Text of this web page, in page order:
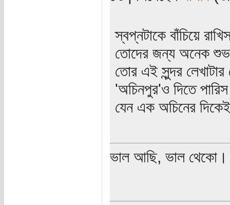
স্বপ্নটাকে বাঁচিয়ে
তোদের জন্য অনেক
তোর এই সুন্দর
'অচিনপুর'ও দিতে
যেন এক অচিনের
ভাল আছি, ভাল থেকো।